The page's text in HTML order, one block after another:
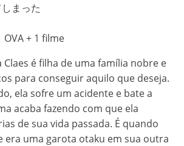
まった
OVA + 1 filme
Claes é filha de uma família nobre e
para conseguir aquilo que deseja.
ela sofre um acidente e bate a
acaba fazendo com que ela
de sua vida passada. É quando
era uma garota otaku em sua outra